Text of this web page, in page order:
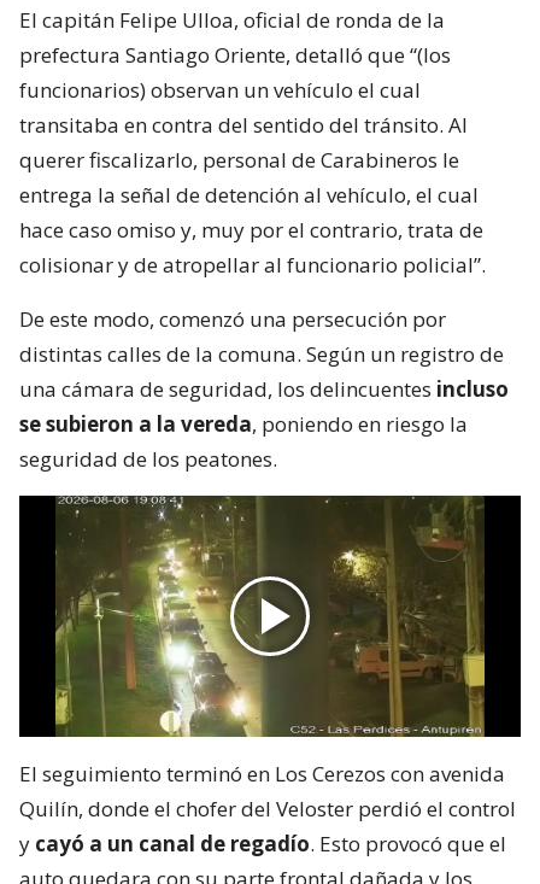
El capitán Felipe Ulloa, oficial de ronda de la
prefectura Santiago Oriente, detalló que “(los
funcionarios) observan un vehículo el cual
transitaba en contra del sentido del tránsito. Al
querer fiscalizarlo, personal de Carabineros le
entrega la señal de detención al vehículo, el cual
hace caso omiso y, muy por el contrario, trata de
colisionar y de atropellar al funcionario policial”.
De este modo, comenzó una persecución por
distintas calles de la comuna. Según un registro de
una cámara de seguridad, los delincuentes incluso
se subieron a la vereda, poniendo en riesgo la
seguridad de los peatones.
El seguimiento terminó en Los Cerezos con avenida
Quilín, donde el chofer del Veloster perdió el control
y cayó a un canal de regadío. Esto provocó que el
auto quedara con su parte frontal dañada y los